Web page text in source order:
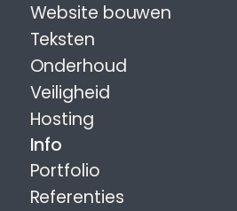
Website bouwen
Teksten
Onderhoud
Veiligheid
Hosting
Info
Portfolio
Referenties